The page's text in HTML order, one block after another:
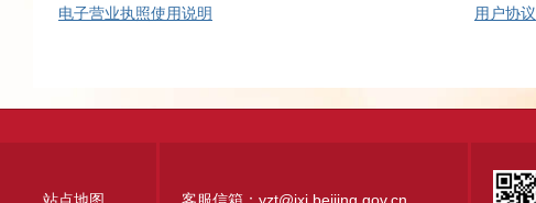
电子营业执照使用说明 用户协议